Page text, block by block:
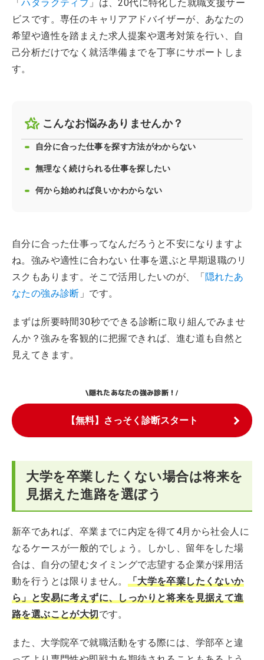
「ハタラクティブ 」は、20代に特化した就職支援サー
ビスです。専任のキャリアアドバイザーが、あなたの
希望や適性を踏まえた求人提案や選考対策を行い、自
己分析だけでなく就活準備までを丁寧にサポートしま
す。
こんなお悩みありませんか？
自分に合った仕事を探す方法がわからない
無理なく続けられる仕事を探したい
何から始めれば良いかわからない
自分に合った仕事ってなんだろうと不安になりますよ
ね。強みや適性に合わない 仕事を選ぶと早期退職のリ
スクもあります。そこで活用したいのが、「隠れたあ
なたの強み診断 」です。
まずは所要時間30秒でできる診断に取り組んでみませ
んか？強みを客観的に把握できれば、進む道も自然と
見えてきます。
\隠れたあなたの強み診断！/
【無料】さっそく診断スタート
大学を卒業したくない場合は将来を
見据えた進路を選ぼう
新卒であれば、卒業までに内定を得て4月から社会人に
なるケースが一般的でしょう。しかし、留年をした場
合は、自分の望むタイミングで志望する企業が採用活
動を行うとは限りません。 「大学を卒業したくないか
ら」と安易に考えずに、しっかりと将来を見据えて進
路を選ぶことが大切です。
また、大学院卒で就職活動をする際には、学部卒と違